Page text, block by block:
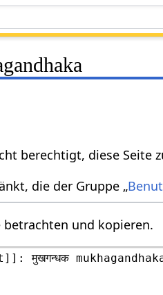
berechtigt, diese Seite
die der Gruppe „
und kopieren.